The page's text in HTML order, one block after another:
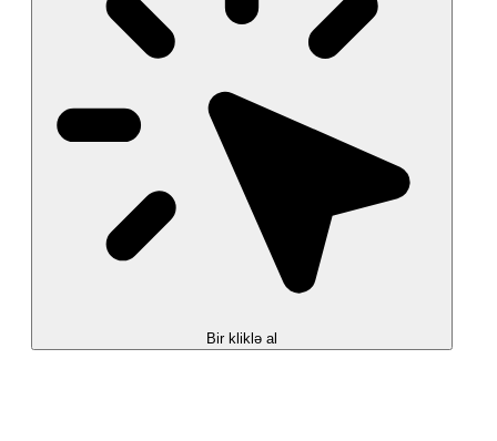
Bir kliklə al